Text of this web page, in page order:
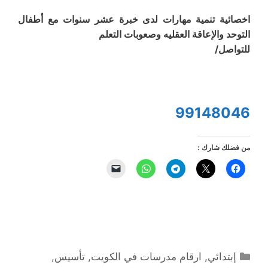
اخصائية تنمية مهارات لدى خبرة عشر سنوات مع أطفال
التوحد والإعاقة العقليه وصعوبات التعلم
للتواصل/
99148046
من فضلك شارك :
التصنيفات
إبتدائي, ارقام مدرسات في الكويت,تأسيس,